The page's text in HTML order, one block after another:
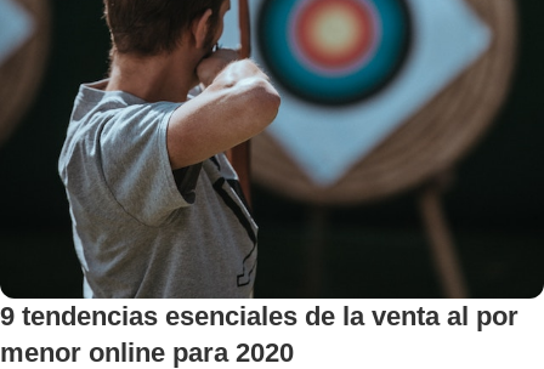
9 tendencias esenciales de la venta al por
menor online para 2020